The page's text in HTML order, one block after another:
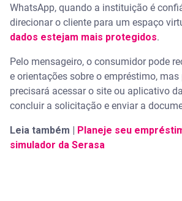
WhatsApp, quando a instituição é
direcionar o cliente para um espaço
dados estejam mais protegidos.
Pelo mensageiro, o consumidor pode
e orientações sobre o empréstimo,
precisará acessar o site ou aplicativo
concluir a solicitação e enviar a
Leia também |
Planeje seu
simulador da Serasa